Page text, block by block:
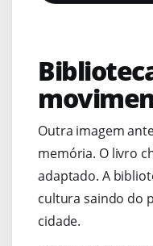
Outra imagem
memória. O livro
adaptado. A
cultura saindo do
cidade.